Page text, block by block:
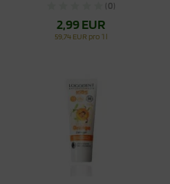
(0)
2,99 EUR
59,74 EUR pro 1 l